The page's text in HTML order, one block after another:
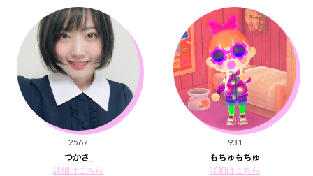
2567
つかさ_
詳細はこちら
931
もちゅもちゅ
詳細はこちら